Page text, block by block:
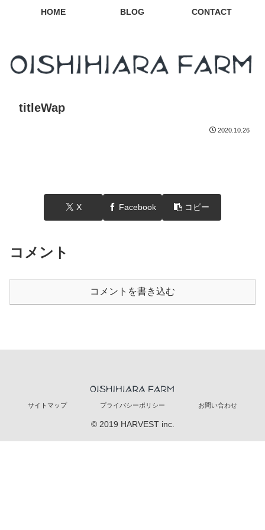
HOME BLOG CONTACT
titleWap
2020.10.26
X Facebook コピー
コメント
コメントを書き込む
サイトマップ プライバシーポリシー お問い合わせ
© 2019 HARVEST inc.